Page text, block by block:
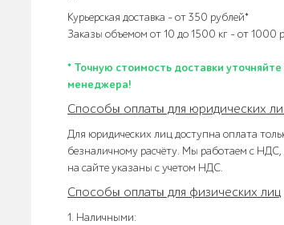
Курьерская доставка – от 350 рублей*
Заказы объемом от 10 до 1500 кг – от 1000
* Точную стоимость доставки уточняйте
менеджера!
Способы оплаты для юридических
Для юридических лиц доступна оплата
безналичному расчёту. Мы работаем с НДС,
на сайте указаны с учетом НДС.
Способы оплаты для физических лиц
1. Наличными: